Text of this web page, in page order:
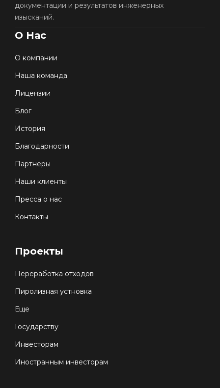
документации и результатов инженерных
изысканий.
О Нас
О компании
Наша команда
Лицензии
Блог
История
Благодарности
Партнеры
Наши клиенты
Пресса о нас
Контакты
Проекты
Переработка отходов
Пиролизная устновка
Еще
Государству
Инвесторам
Иностранным инвесторам